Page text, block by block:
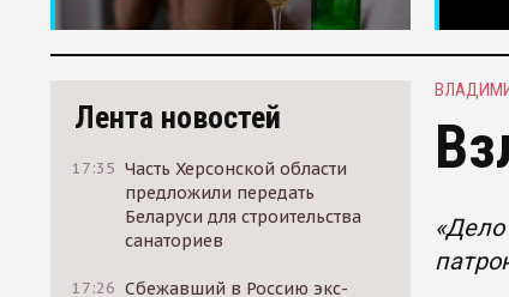
Лента новостей
17:35 Часть Херсонской области
предложили передать
Беларуси для строительства
санаториев
17:26 Сбежавший в Россию экс-